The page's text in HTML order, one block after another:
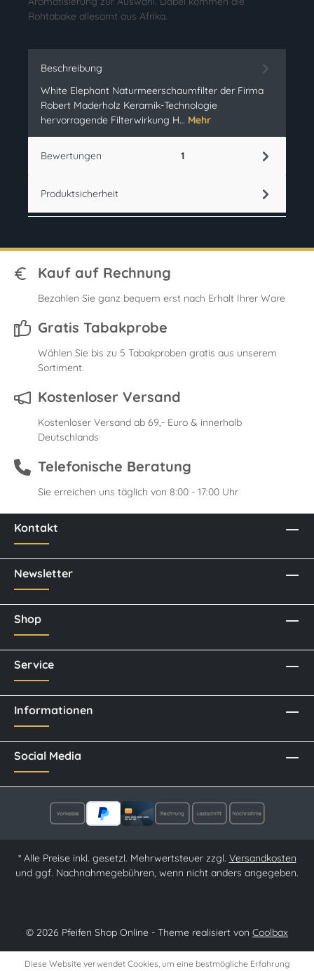
Rohtabake allesamt aus Afrika.
Beschreibung
White Elephant Naturmeerschaumfilter der Firma
Robert Maderholz Keramik-Technologie
hervorragende Filterwirkung H… Mehr
Bewertungen 1
Produktsicherheit
Kauf auf Rechnung
Bezahlen Sie ganz bequem erst nach Erhalt Ihrer Ware
Gratis Tabakprobe
Wählen Sie bis zu 5 Tabakproben gratis aus unserem
Sortiment.
Kostenloser Versand
Kostenloser Versand ab 69,- Euro & innerhalb
Deutschlands
Telefonische Beratung
Sie erreichen uns täglich von 8:00 - 17:00 Uhr
Kontakt
Newsletter
Social Media
Shop
Service
Informationen
* Alle Preise inkl. gesetzl. Mehrwertsteuer zzgl. Versandkosten
und ggf. Nachnahmegebühren, wenn nicht anders angegeben.
© 2026 Pfeifen Shop Online - Theme realisiert von Coolbax
Diese Website verwendet Cookies, um eine bestmögliche Erfahrung